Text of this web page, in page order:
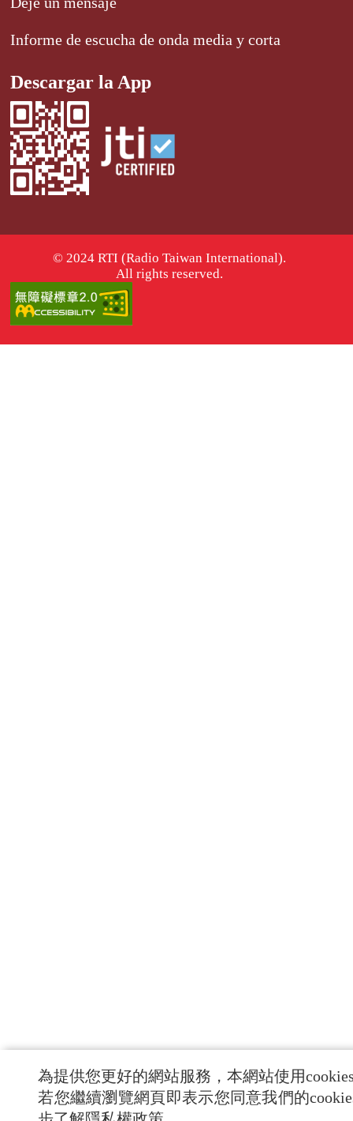
Informe de escucha de onda media y corta
Descargar la App
© 2024 RTI (Radio Taiwan International).
All rights reserved.
為提供您更好的網站服務，本網站使用
若您繼續瀏覽網頁即表示您同意我們的